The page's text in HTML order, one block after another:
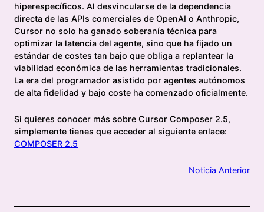
hiperespecíficos. Al desvincularse de la dependencia
directa de las APIs comerciales de OpenAI o Anthropic,
Cursor no solo ha ganado soberanía técnica para
optimizar la latencia del agente, sino que ha fijado un
estándar de costes tan bajo que obliga a replantear la
viabilidad económica de las herramientas tradicionales.
La era del programador asistido por agentes autónomos
de alta fidelidad y bajo coste ha comenzado oficialmente.
Si quieres conocer más sobre Cursor Composer 2.5,
simplemente tienes que acceder al siguiente enlace:
COMPOSER 2.5
Noticia Anterior